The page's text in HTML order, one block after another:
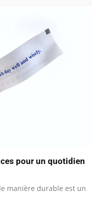
pour un quotidien
manière durable est un